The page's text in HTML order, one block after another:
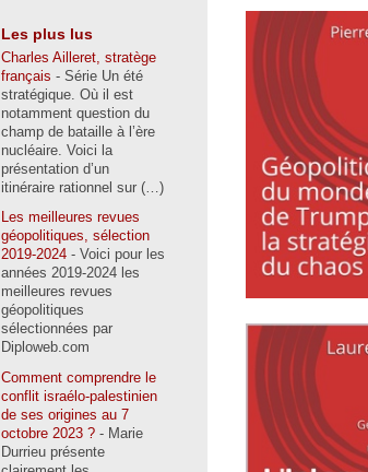
Les plus lus
Charles Ailleret, stratège
français - Série Un été
stratégique. Où il est
notamment question du
champ de bataille à l’ère
nucléaire. Voici la
présentation d’un
itinéraire rationnel sur (…)
Les meilleures revues
géopolitiques, sélection
2019-2024 - Voici pour les
années 2019-2024 les
meilleures revues
géopolitiques
sélectionnées par
Diploweb.com
Comment comprendre le
conflit israélo-palestinien
de ses origines au 7
octobre 2023 ?- Marie
Durrieu présente